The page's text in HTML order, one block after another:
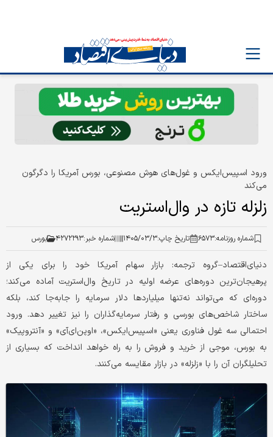
ورود اسپیس‌ایکس و غول‌های هوش مصنوعی، بورس آمریکا را دگرگون
می‌کند
زلزله تازه در وال‌استریت
شماره روزنامه:۶۵۷۳ تاریخ چاپ:۱۴۰۵/۰۳/۳ شماره خبر:۴۲۷۲۲۹۳ بورس
دنیای‌اقتصاد–گروه ترجمه: بازار سهام آمریکا خود را برای یکی از
پرهیجان‌ترین دوره‌های عرضه اولیه در تاریخ وال‌استریت آماده می‌کند؛
دوره‌ای که می‌تواند نه‌تنها‌ میلیاردها دلار سرمایه را جابه‌جا کند، بلکه
ساختار شاخص‌های بورسی و رفتار سرمایه‌گذاران را نیز تغییر دهد. ورود
احتمالی سه غول فناوری یعنی «اسپیس‌ایکس»، «اوپن‌ای‌آی» و «آنتروپیک»
به بورس، موجی از خرید و فروش را به راه خواهد انداخت که بسیاری از
تحلیلگران آن را با «زلزله» در بازار مقایسه می‌کنند.